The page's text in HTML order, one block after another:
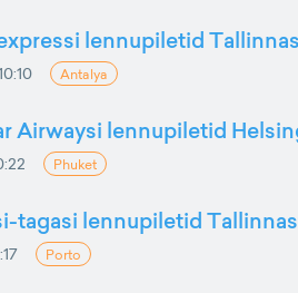
lennupiletid
Antalya
Airwaysi lennupiletid
Phuket
tagasi lennupiletid
Porto